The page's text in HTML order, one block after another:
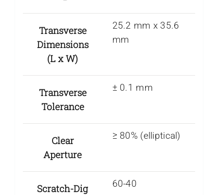
Transverse
Dimensions
(L x W)
25.2 mm x 35.6
mm
Transverse
Tolerance
± 0.1 mm
Clear
Aperture
≥ 80% (elliptical)
Scratch-Dig 60-40